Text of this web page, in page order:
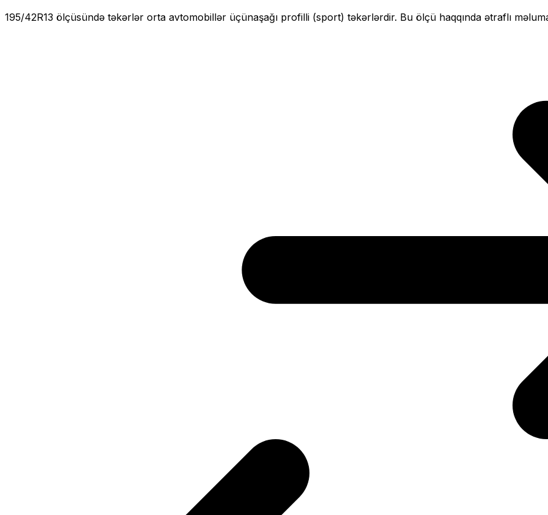
195/42R13 ölçüsündə təkərlər orta avtomobillər üçünaşağı profilli (sport) təkərlərdir. Bu ölçü haqqında ətraflı